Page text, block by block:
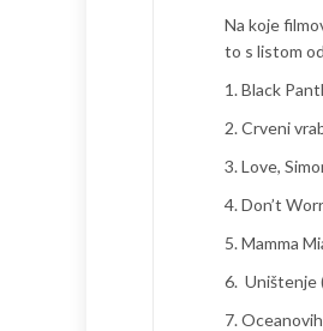
Na koje
to s listom
1. Black
2. Crveni
3. Love,
4. Don’t
5. Mamma
6. Uništenje
7.